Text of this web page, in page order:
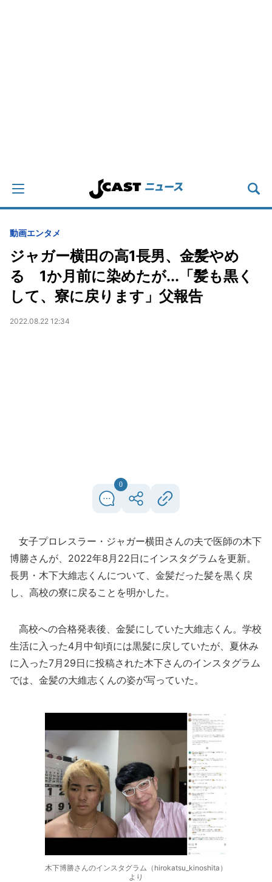
動画エンタメ
ジャガー横田の高1長男、金髪やめ
る 1か月前に染めたが...「髪も黒く
して、寮に戻ります」父報告
2022.08.22 12:34
0
女子プロレスラー・ジャガー横田さんの夫で医師の木下
博勝さんが、2022年8月22日にインスタグラムを更新。
長男・木下大維志くんについて、金髪だった髪を黒く戻
し、高校の寮に戻ることを明かした。
高校への合格発表後、金髪にしていた大維志くん。学校
生活に入った4月中旬頃には黒髪に戻していたが、夏休み
に入った7月29日に投稿された木下さんのインスタグラム
では、金髪の大維志くんの姿が写っていた。
木下博勝さんのインスタグラム（hirokatsu_kinoshita）
より